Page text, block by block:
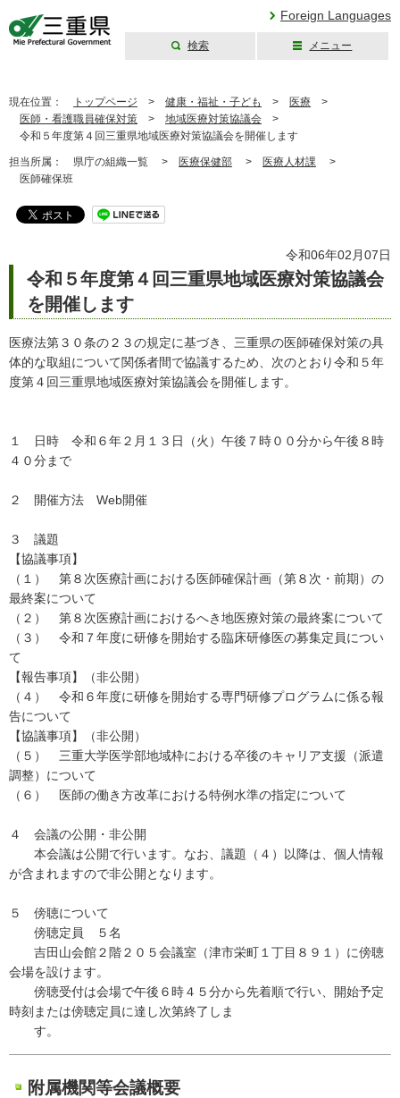
Foreign Languages
検索 メニュー
現在位置： トップページ > 健康・福祉・子ども > 医療 >
医師・看護職員確保対策 > 地域医療対策協議会 >
令和５年度第４回三重県地域医療対策協議会を開催します
担当所属： 県庁の組織一覧 > 医療保健部 > 医療人材課 >
医師確保班
令和06年02月07日
令和５年度第４回三重県地域医療対策協議会
を開催します
医療法第３０条の２３の規定に基づき、三重県の医師確保対策の具
体的な取組について関係者間で協議するため、次のとおり令和５年
度第４回三重県地域医療対策協議会を開催します。
１ 日時 令和６年２月１３日（火）午後７時００分から午後８時
４０分まで
２ 開催方法 Web開催
３ 議題
【協議事項】
（１） 第８次医療計画における医師確保計画（第８次・前期）の
最終案について
（２） 第８次医療計画におけるへき地医療対策の最終案について
（３） 令和７年度に研修を開始する臨床研修医の募集定員につい
て
【報告事項】（非公開）
（４） 令和６年度に研修を開始する専門研修プログラムに係る報
告について
【協議事項】（非公開）
（５） 三重大学医学部地域枠における卒後のキャリア支援（派遣
調整）について
（６） 医師の働き方改革における特例水準の指定について
４ 会議の公開・非公開
本会議は公開で行います。なお、議題（４）以降は、個人情報
が含まれますので非公開となります。
５ 傍聴について
傍聴定員 ５名
吉田山会館２階２０５会議室（津市栄町１丁目８９１）に傍聴
会場を設けます。
傍聴受付は会場で午後６時４５分から先着順で行い、開始予定
時刻または傍聴定員に達し次第終了しま
す。
附属機関等会議概要